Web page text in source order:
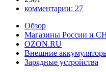
комментарии: 27
Обзор
Магазины России и
OZON.RU
Внешние
Зарядные устройства